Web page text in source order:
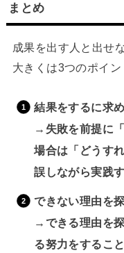
まとめ
成果を出す人と出せ
大きくは3つのポイン
結果をするに求
→失敗を前提に
場合は「どうす
誤しながら実践
できない理由を
→できる理由を
る努力をすること